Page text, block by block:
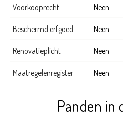
Voorkooprecht Neen
Beschermd erfgoed Neen
Renovatieplicht Neen
Maatregelenregister Neen
Panden in